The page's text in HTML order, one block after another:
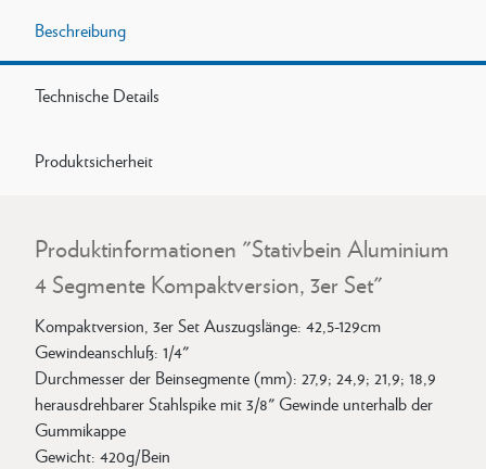
Beschreibung
Technische Details
Produktsicherheit
Produktinformationen "Stativbein Aluminium
4 Segmente Kompaktversion, 3er Set"
Kompaktversion, 3er Set Auszugslänge: 42,5-129cm
Gewindeanschluß: 1/4"
Durchmesser der Beinsegmente (mm): 27,9; 24,9; 21,9; 18,9
herausdrehbarer Stahlspike mit 3/8" Gewinde unterhalb der
Gummikappe
Gewicht: 420g/Bein